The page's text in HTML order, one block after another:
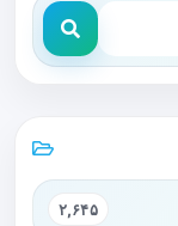
۲,۶۴۵